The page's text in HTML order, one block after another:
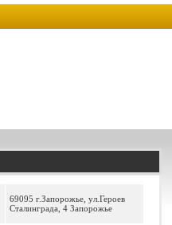
69095 г.Запорожье, ул.Героев
Сталинграда, 4 Запорожье